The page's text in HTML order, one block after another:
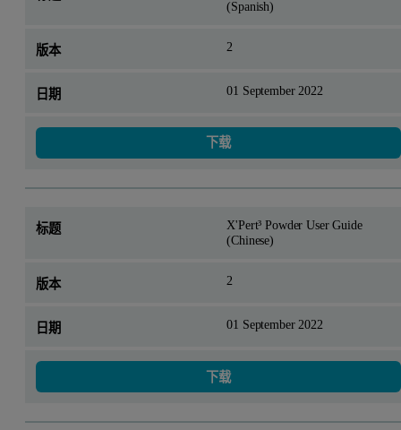
(Spanish)
2
01 September 2022
下载
X'Pert³ Powder User Guide
(Chinese)
2
01 September 2022
下载